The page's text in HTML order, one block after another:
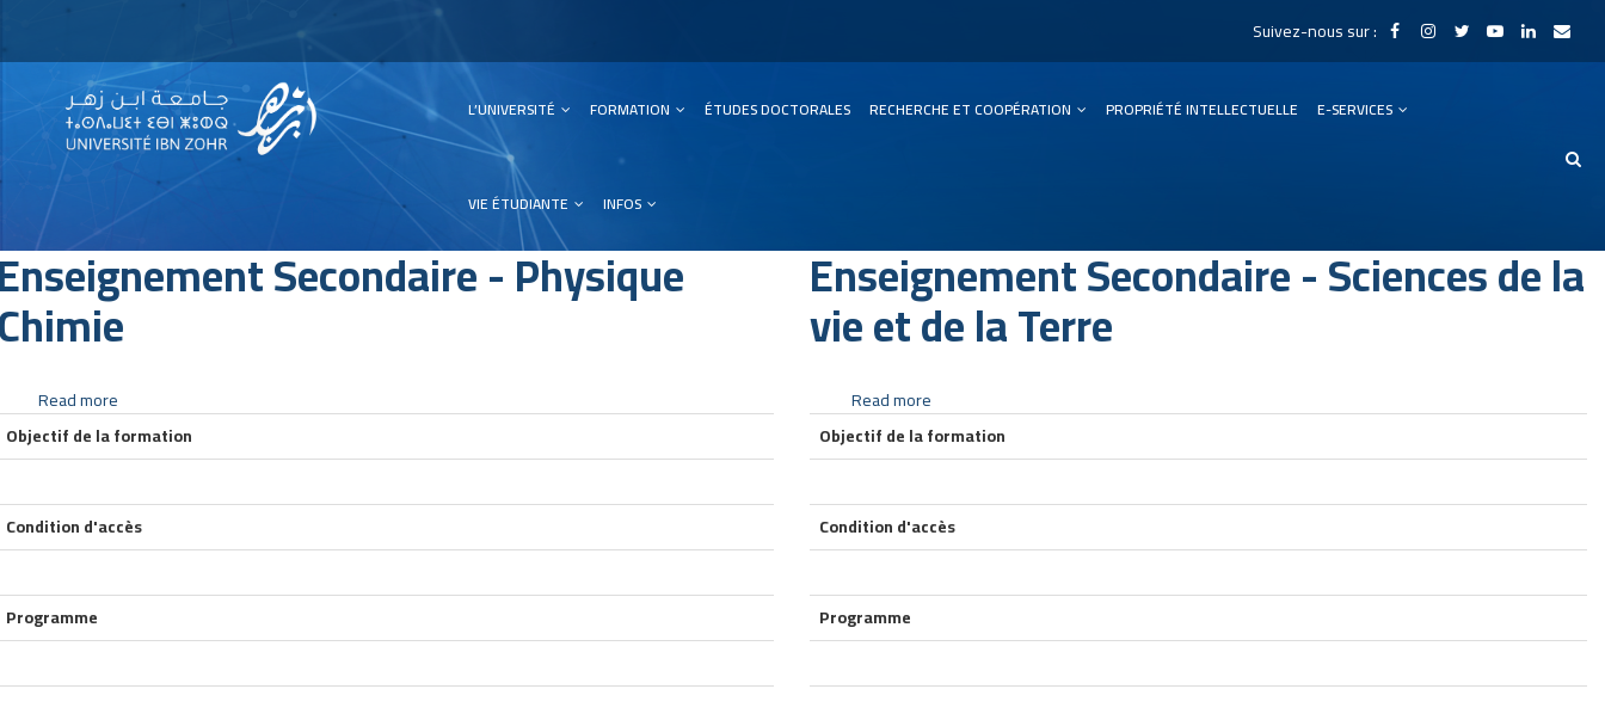
Suivez-nous sur :
Main
navigation
L’UNIVERSITÉ FORMATION ÉTUDES DOCTORALES RECHERCHE ET COOPÉRATION PROPRIÉTÉ INTELLECTUELLE E-SERVICES
VIE ÉTUDIANTE INFOS
Secondaire - Physique
Read more
Enseignement
Secondaire
Physique
Chimie
Objectif de la formation
Condition d'accès
Programme
Enseignement Secondaire - Sciences de la
vie et de la Terre
Read more
Enseignement
Secondaire
Sciences
de
la
de
Terre
Objectif de la formation
Condition d'accès
Programme